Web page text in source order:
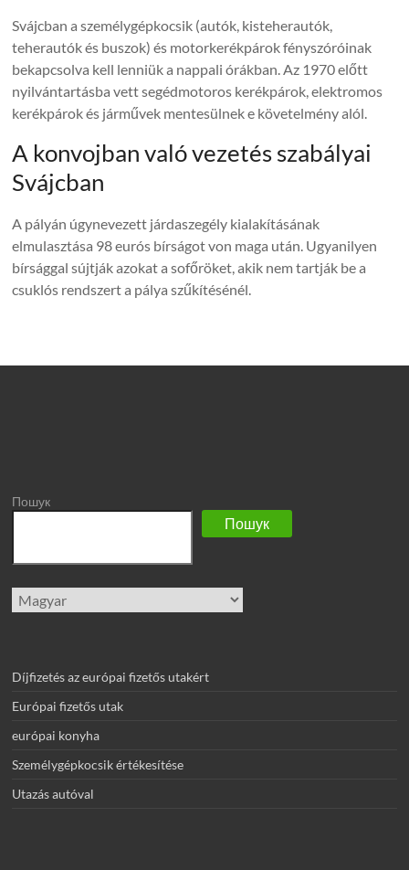
Svájcban a személygépkocsik (autók, kisteherautók,
teherautók és buszok) és motorkerékpárok fényszóróinak
bekapcsolva kell lenniük a nappali órákban. Az 1970 előtt
nyilvántartásba vett segédmotoros kerékpárok, elektromos
kerékpárok és járművek mentesülnek e követelmény alól.
A konvojban való vezetés szabályai
Svájcban
A pályán úgynevezett járdaszegély kialakításának
elmulasztása 98 eurós bírságot von maga után. Ugyanilyen
bírsággal sújtják azokat a sofőröket, akik nem tartják be a
csuklós rendszert a pálya szűkítésénél.
Пошук
Пошук
Nyelv
kiválasztása
Díjfizetés az európai fizetős utakért
Európai fizetős utak
európai konyha
Személygépkocsik értékesítése
Utazás autóval